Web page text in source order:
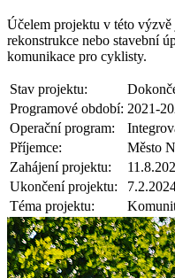
Účelem projektu v této výzvě
rekonstrukce nebo stavební
komunikace pro cyklisty.
Stav projektu:
Programové období: 2021-
Operační program:
Příjemce:
Město
Zahájení projektu:
Ukončení projektu:
Téma projektu: